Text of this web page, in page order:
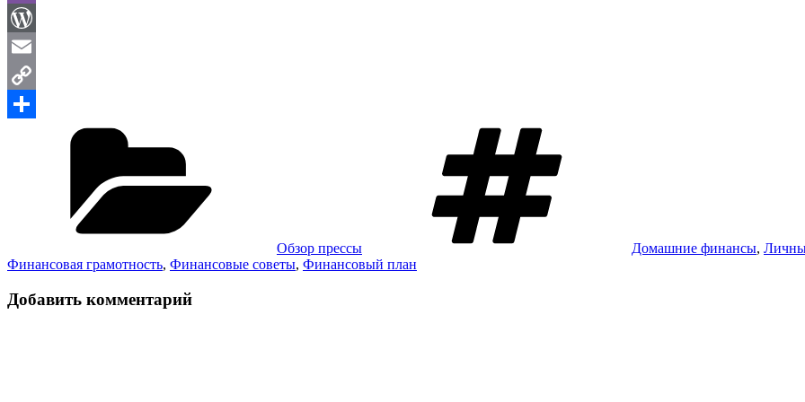
Viber
WordPress
Email
Copy
Отправить
Обзор прессы Домашние финансы,
Финансовая грамотность, Финансовые советы, Финансовый план
Добавить комментарий